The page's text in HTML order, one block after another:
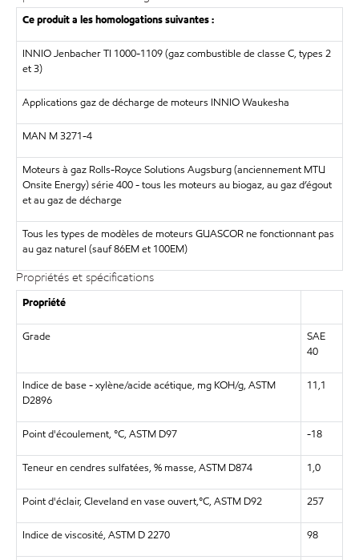
Ce produit a les homologations suivantes :
INNIO Jenbacher TI 1000-1109 (gaz combustible de classe C, types 2
et 3)
Applications gaz de décharge de moteurs INNIO Waukesha
MAN M 3271-4
Moteurs à gaz Rolls-Royce Solutions Augsburg (anciennement MTU
Onsite Energy) série 400 - tous les moteurs au biogaz, au gaz d’égout
et au gaz de décharge
Tous les types de modèles de moteurs GUASCOR ne fonctionnant pas
au gaz naturel (sauf 86EM et 100EM)
Propriétés et spécifications
Propriété
Grade
SAE
40
Indice de base - xylène/acide acétique, mg KOH/g, ASTM
D2896
11,1
Point d'écoulement, °C, ASTM D97 -18
Teneur en cendres sulfatées, % masse, ASTM D874 1,0
Point d'éclair, Cleveland en vase ouvert,°C, ASTM D92 257
Indice de viscosité, ASTM D 2270 98